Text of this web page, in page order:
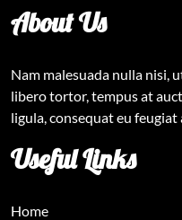
About Us
Nam malesuada nulla nisi,
libero tortor, tempus at
ligula, consequat eu feugiat
Useful Links
Home